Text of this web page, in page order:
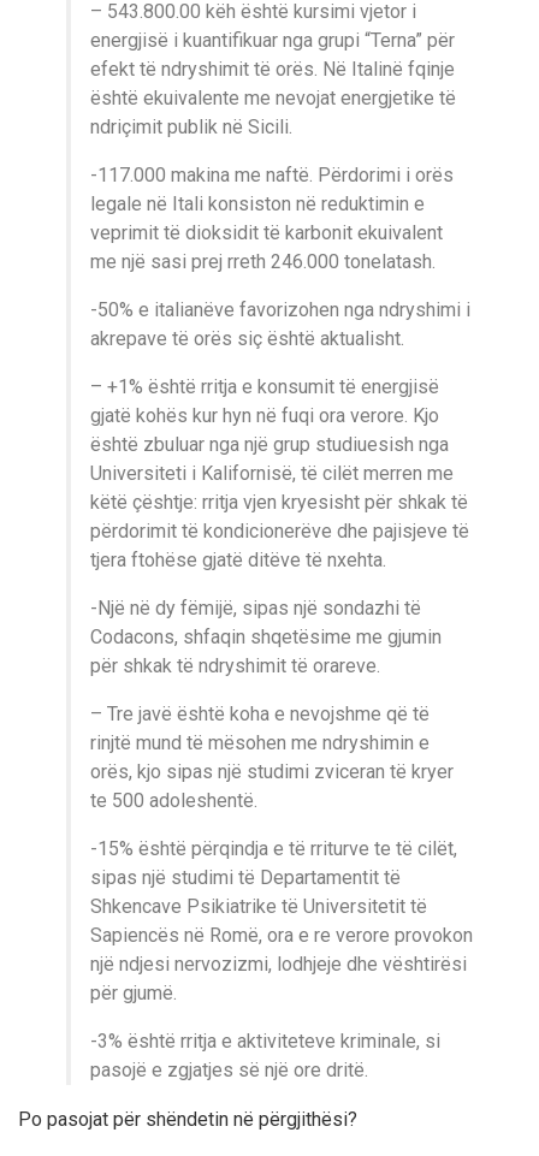
– 543.800.00 këh është kursimi vjetor i
energjisë i kuantifikuar nga grupi “Terna” për
efekt të ndryshimit të orës. Në Italinë fqinje
është ekuivalente me nevojat energjetike të
ndriçimit publik në Sicili.
-117.000 makina me naftë. Përdorimi i orës
legale në Itali konsiston në reduktimin e
veprimit të dioksidit të karbonit ekuivalent
me një sasi prej rreth 246.000 tonelatash.
-50% e italianëve favorizohen nga ndryshimi i
akrepave të orës siç është aktualisht.
– +1% është rritja e konsumit të energjisë
gjatë kohës kur hyn në fuqi ora verore. Kjo
është zbuluar nga një grup studiuesish nga
Universiteti i Kalifornisë, të cilët merren me
këtë çështje: rritja vjen kryesisht për shkak të
përdorimit të kondicionerëve dhe pajisjeve të
tjera ftohëse gjatë ditëve të nxehta.
-Një në dy fëmijë, sipas një sondazhi të
Codacons, shfaqin shqetësime me gjumin
për shkak të ndryshimit të orareve.
– Tre javë është koha e nevojshme që të
rinjtë mund të mësohen me ndryshimin e
orës, kjo sipas një studimi zviceran të kryer
te 500 adoleshentë.
-15% është përqindja e të rriturve te të cilët,
sipas një studimi të Departamentit të
Shkencave Psikiatrike të Universitetit të
Sapiencës në Romë, ora e re verore provokon
një ndjesi nervozizmi, lodhjeje dhe vështirësi
për gjumë.
-3% është rritja e aktiviteteve kriminale, si
pasojë e zgjatjes së një ore dritë.
Po pasojat për shëndetin në përgjithësi?